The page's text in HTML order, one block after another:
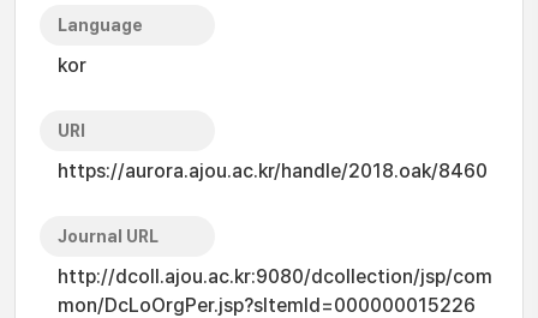
Language
kor
URI
https://aurora.ajou.ac.kr/handle/2018.oak/8460
Journal URL
http://dcoll.ajou.ac.kr:9080/dcollection/jsp/com
mon/DcLoOrgPer.jsp?sItemId=000000015226